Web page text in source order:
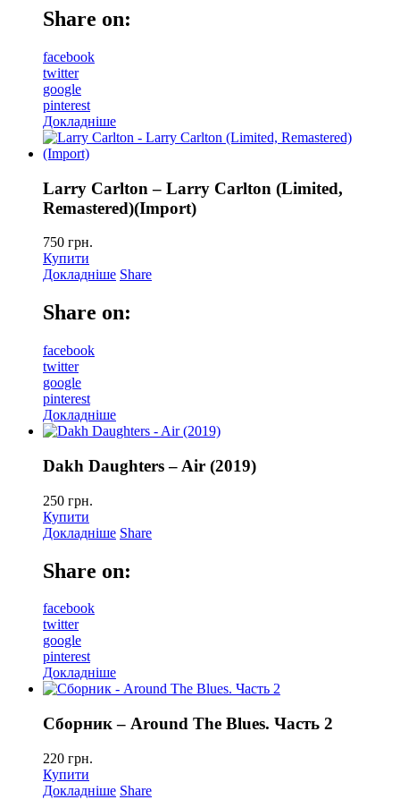
Share on:
facebook
twitter
google
pinterest
Докладніше
Larry Carlton – Larry Carlton (Limited,
Remastered)(Import)
750 грн.
Купити
Докладніше Share
Share on:
facebook
twitter
google
pinterest
Докладніше
Dakh Daughters – Air (2019)
250 грн.
Купити
Докладніше Share
Share on:
facebook
twitter
google
pinterest
Докладніше
Сборник – Around The Blues. Часть 2
220 грн.
Купити
Докладніше Share